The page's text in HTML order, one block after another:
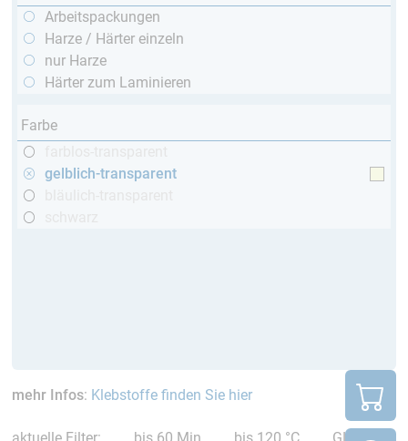
Arbeitspackungen
Harze / Härter einzeln
nur Harze
Härter zum Laminieren
Farbe
gelblich-transparent
mehr Infos: Klebstoffe finden Sie hier